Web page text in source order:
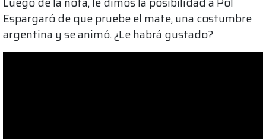
Espargaró de que pruebe el mate, una costumbre
argentina y se animó. ¿Le habrá gustado?